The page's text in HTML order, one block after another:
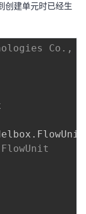
创建单元时已经生
. FlowUnit